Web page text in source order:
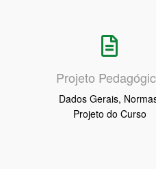
Projeto
Dados Gerais,
Projeto do Curso